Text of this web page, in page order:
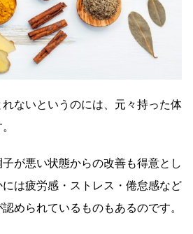
ないというのには、元々持った体
が悪い状態からの改善も得意とし
は疲労感・ストレス・倦怠感など
められているものもあるのです。